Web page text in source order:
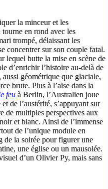
la minceur et les
en rond avec les
trompé, délaissant les
concentrer sur son couple fatal.
lequel butte la mise en scène de
d’enrichir l’histoire au-delà de
géométrique que glaciale,
brute. Plus à l’aise dans la
feu à Berlin, l’Australien joue
de l’austérité, s’appuyant sur
de multiples perspectives aux
et blanc. Ainsi de l’immense
de l’unique module en
de la soirée pour figurer une
une église ou un mausolée.
d’un Olivier Py, mais sans